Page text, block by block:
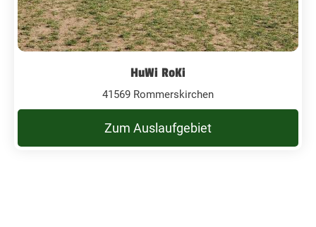
HuWi RoKi
41569 Rommerskirchen
Zum Auslaufgebiet